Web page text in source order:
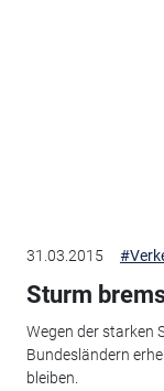
31.03.2015
Sturm
Wegen der starken
Bundesländern
bleiben.